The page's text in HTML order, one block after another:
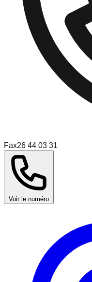
Fax26 44 03 31
Voir le numéro